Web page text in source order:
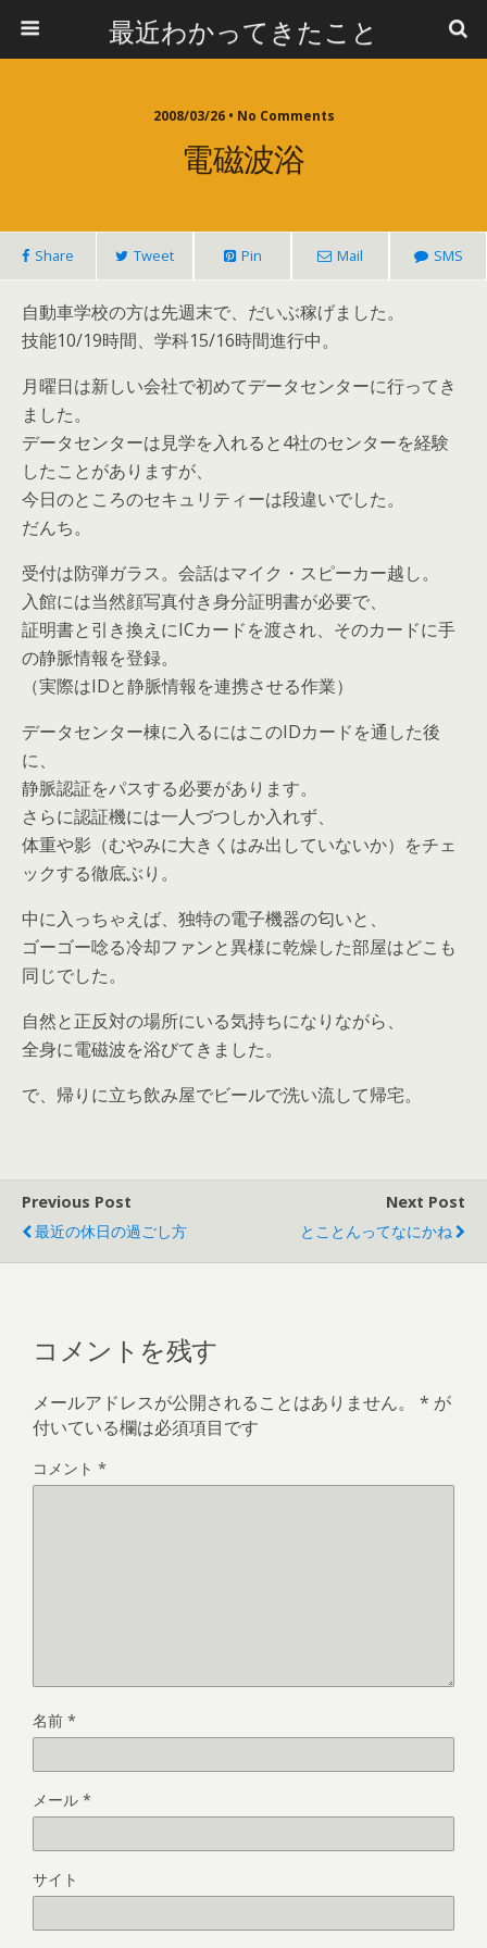
最近わかってきたこと
2008/03/26 • No Comments
電磁波浴
Share Tweet Pin Mail SMS
自動車学校の方は先週末で、だいぶ稼げました。
技能10/19時間、学科15/16時間進行中。
月曜日は新しい会社で初めてデータセンターに行ってき
ました。
データセンターは見学を入れると4社のセンターを経験
したことがありますが、
今日のところのセキュリティーは段違いでした。
だんち。
受付は防弾ガラス。会話はマイク・スピーカー越し。
入館には当然顔写真付き身分証明書が必要で、
証明書と引き換えにICカードを渡され、そのカードに手
の静脈情報を登録。
（実際はIDと静脈情報を連携させる作業）
データセンター棟に入るにはこのIDカードを通した後
に、
静脈認証をパスする必要があります。
さらに認証機には一人づつしか入れず、
体重や影（むやみに大きくはみ出していないか）をチェ
ックする徹底ぶり。
中に入っちゃえば、独特の電子機器の匂いと、
ゴーゴー唸る冷却ファンと異様に乾燥した部屋はどこも
同じでした。
自然と正反対の場所にいる気持ちになりながら、
全身に電磁波を浴びてきました。
で、帰りに立ち飲み屋でビールで洗い流して帰宅。
Previous Post
最近の休日の過ごし方
Next Post
とことんってなにかね
コメントを残す
メールアドレスが公開されることはありません。 * が
付いている欄は必須項目です
コメント *
名前 *
メール *
サイト